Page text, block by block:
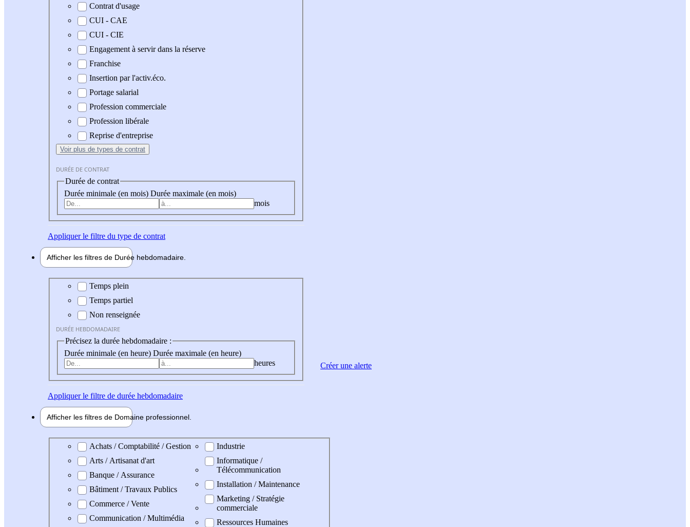
Contrat d'usage
CUI - CAE
CUI - CIE
Engagement à servir dans la réserve
Franchise
Insertion par l'activ.éco.
Portage salarial
Profession commerciale
Profession libérale
Reprise d'entreprise
Voir plus de types de contrat
DURÉE DE CONTRAT
Durée de contrat
Durée minimale (en mois) Durée maximale (en mois)
mois
Appliquerle filtre du type de contrat
Afficher les filtres de Durée hebdomadaire
Durée hebdomadaire
Temps plein
Temps partiel
Non renseignée
DURÉE HEBDOMADAIRE
Précisez la durée hebdomadaire :
Durée minimale (en heure) Durée maximale (en heure)
heures
Appliquerle filtre de durée hebdomadaire
Afficher les filtres de Domaine professionnel
Domaine professionel
Achats / Comptabilité / Gestion
Arts / Artisanat d'art
Banque / Assurance
Bâtiment / Travaux Publics
Commerce / Vente
Communication / Multimédia
Industrie
Informatique /
Télécommunication
Installation / Maintenance
Marketing / Stratégie
commerciale
Ressources Humaines
Créer une alerte